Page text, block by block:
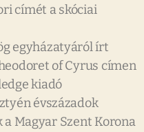
címét a skóciai
egyházatyáról írt
of Cyrus címen
kiadó
évszázadok
Magyar Szent Korona